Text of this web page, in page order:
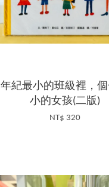
年紀最小的班級裡，
小的女孩(二版)
NT$ 320